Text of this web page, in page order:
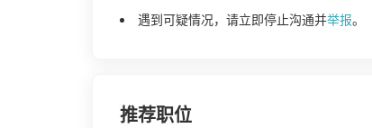
遇到可疑情况，请立即停止沟通并举报。
推荐职位